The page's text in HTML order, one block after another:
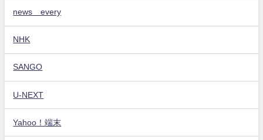
news every
NHK
SANGO
U-NEXT
Yahoo！端末